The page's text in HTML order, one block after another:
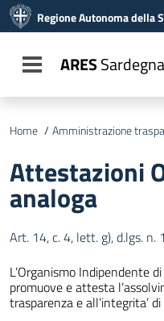
Vai al menu di
Vai al footer
Regione Autonoma della
Toggle navigation
ARESSardegna
Home / Amministrazione
Attestazioni
analoga
Art. 14, c. 4, lett. g), d.lgs.
L’Organismo Indipendente
promuove e attesta
trasparenza e all’integrita’